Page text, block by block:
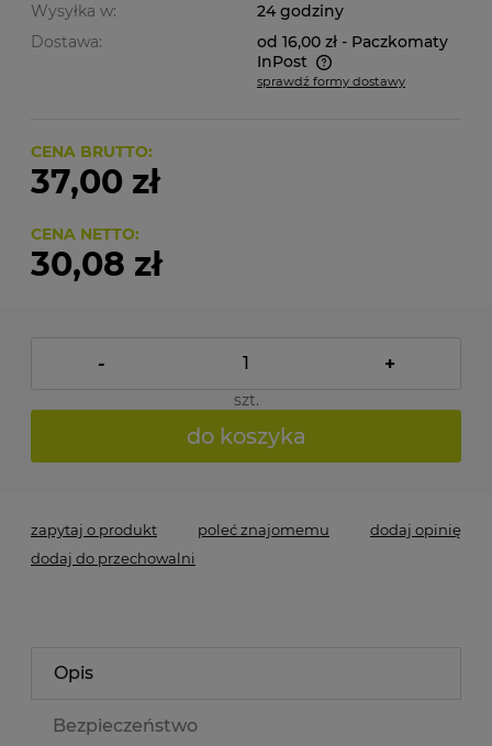
Wysyłka w:
24 godziny
Dostawa:
od 16,00 zł - Paczkomaty
InPost
Cena nie zawiera ewentualnych kosztów płatności
sprawdź formy dostawy
CENA BRUTTO:
37,00 zł
CENA NETTO:
30,08 zł
- +
szt.
do koszyka
zapytaj o produkt poleć znajomemu
dodaj opinię
dodaj do przechowalni
Opis
Bezpieczeństwo